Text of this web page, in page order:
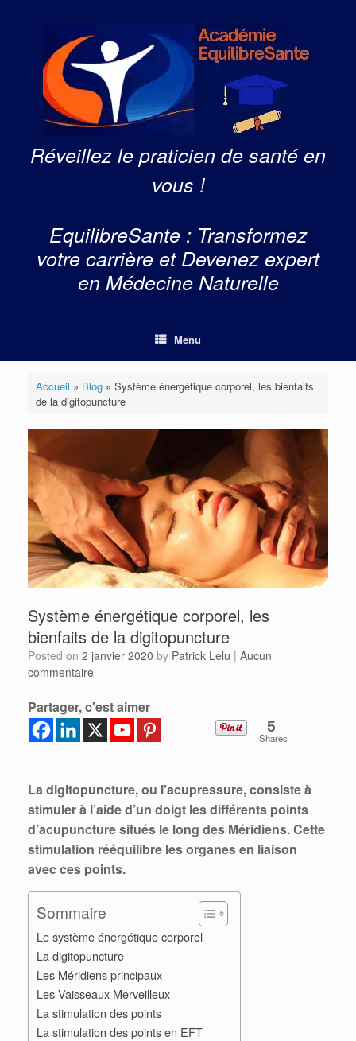
Réveillez le praticien de santé en
vous !
EquilibreSante : Transformez
votre carrière et Devenez expert
en Médecine Naturelle
Menu
Accueil » Blog» Système énergétique corporel, les bienfaits
de la digitopuncture
Système énergétique corporel, les
bienfaits de la digitopuncture
Posted on 2 janvier 2020 by Patrick Lelu | Aucun
commentaire
Partager, c'est aimer
5
Shares
La digitopuncture, ou l’acupressure, consiste à
stimuler à l’aide d’un doigt les différents points
d’acupuncture situés le long des Méridiens.Cette
stimulation rééquilibre les organes en liaison
avec ces points.
Sommaire
Le système énergétique corporel
La digitopuncture
Les Méridiens principaux
Les Vaisseaux Merveilleux
La stimulation des points
La stimulation des points en EFT